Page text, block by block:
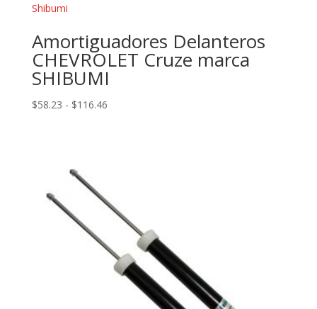
Amortiguadores Delanteros
CHEVROLET Cruze marca
SHIBUMI
$58.23 - $116.46Rango
$116.46